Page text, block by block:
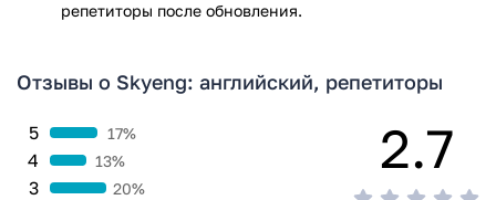
репетиторы после обновления.
Отзывы о Skyeng: английский, репетиторы
3 20%
4 13%
5 17% 2.7